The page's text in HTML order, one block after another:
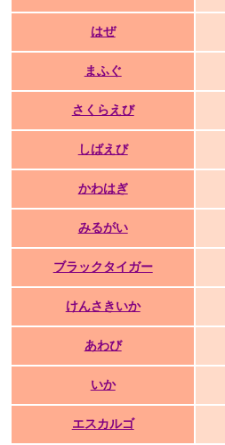
はぜ
まふぐ
さくらえび
しばえび
かわはぎ
みるがい
ブラックタイガー
けんさきいか
あわび
いか
エスカルゴ